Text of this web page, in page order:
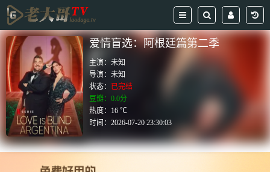
爱情盲选：阿根廷篇第二季
主演：未知
导演：未知
状态： 已完结
豆瓣：0.0分
热度：16 ℃
时间：2026-07-20 23:30:03